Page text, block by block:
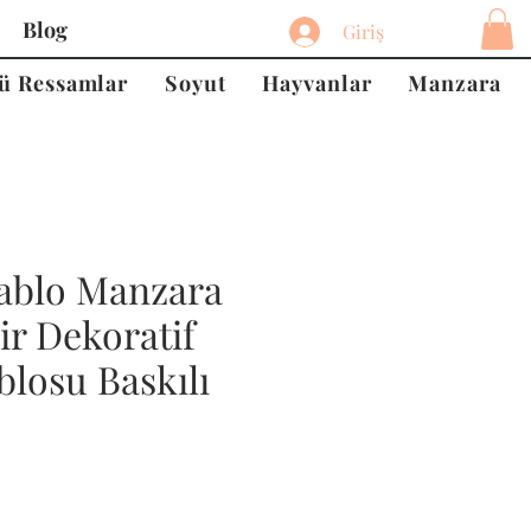
Giriş
Blog
Ressamlar Soyut Hayvanlar Manzara
Manzara
Dekoratif
Baskılı